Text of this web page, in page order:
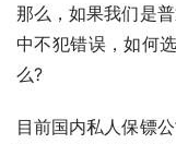
那么，如果我们是
中不犯错误，如何
么?
目前国内私人保镖